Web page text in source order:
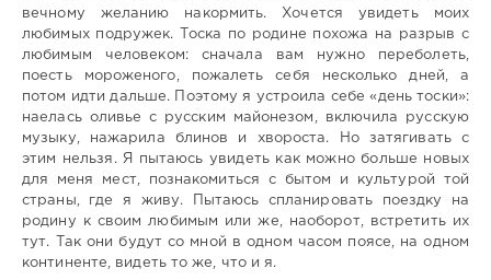
вечному желанию накормить. Хочется увидеть моих
любимых подружек. Тоска по родине похожа на разрыв с
любимым человеком: сначала вам нужно переболеть,
поесть мороженого, пожалеть себя несколько дней, а
потом идти дальше. Поэтому я устроила себе «день тоски»:
наелась оливье с русским майонезом, включила русскую
музыку, нажарила блинов и хвороста. Но затягивать с
этим нельзя. Я пытаюсь увидеть как можно больше новых
для меня мест, познакомиться с бытом и культурой той
страны, где я живу. Пытаюсь спланировать поездку на
родину к своим любимым или же, наоборот, встретить их
тут. Так они будут со мной в одном часом поясе, на одном
континенте, видеть то же, что и я.